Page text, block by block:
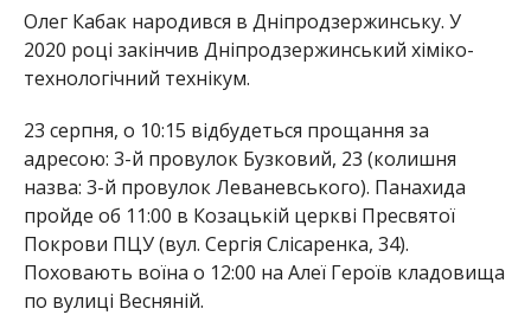
Олег Кабак народився в Дніпродзержинську. У
2020 році закінчив Дніпродзержинський хіміко-
технологічний технікум.
23 серпня, о 10:15 відбудеться прощання за
адресою: 3-й провулок Бузковий, 23 (колишня
назва: 3-й провулок Леваневського). Панахида
пройде об 11:00 в Козацькій церкві Пресвятої
Покрови ПЦУ (вул. Сергія Слісаренка, 34).
Поховають воїна о 12:00 на Алеї Героїв кладовища
по вулиці Весняній.